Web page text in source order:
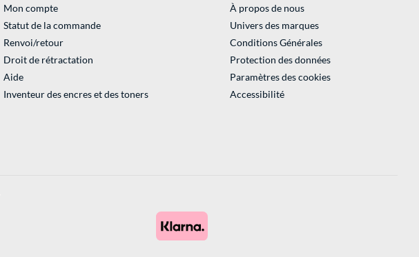
Mon compte
Statut de la commande
Renvoi/retour
Droit de rétractation
Aide
Inventeur des encres et des toners
À propos de nous
Univers des marques
Conditions Générales
Protection des données
Paramètres des cookies
Accessibilité